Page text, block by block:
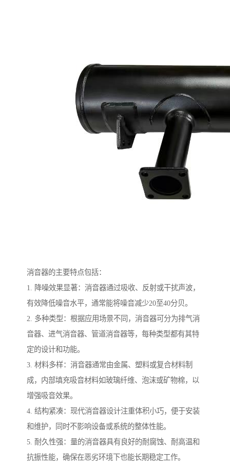
消音器的主要特点包括：
1. 降噪效果显著：消音器通过吸收、反射或干扰声波，
有效降低噪音水平，通常能将噪音减少20至40分贝。
2. 多种类型：根据应用场景不同，消音器可分为排气消
音器、进气消音器、管道消音器等，每种类型都有其特
定的设计和功能。
3. 材料多样：消音器通常由金属、塑料或复合材料制
成，内部填充吸音材料如玻璃纤维、泡沫或矿物棉，以
增强吸音效果。
4. 结构紧凑：现代消音器设计注重体积小巧，便于安装
和维护，同时不影响设备或系统的整体性能。
5. 耐久性强：量的消音器具有良好的耐腐蚀、耐高温和
抗振性能，确保在恶劣环境下也能长期稳定工作。